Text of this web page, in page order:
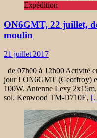
Expédition
ON6GMT, 22 juillet,
moulin
21 juillet 2017
de 07h00 à 12h00 Activité
jour ! ON6GMT (Geoffroy)
100W. Antenne Levy
sol. Kenwood TM-D710E,